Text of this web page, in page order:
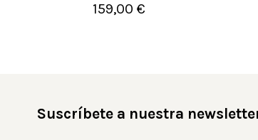
159,00 €
Añadir al carrito
Suscríbete a nuestra